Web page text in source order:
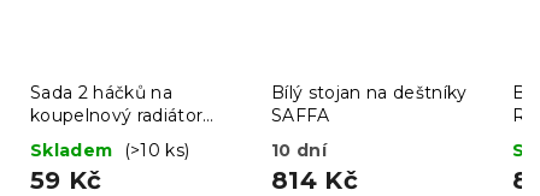
Sada 2 háčků na
koupelnový radiátor
SEZA, černé
Skladem (>10 ks)
59 Kč
Bílý stojan na deštníky
SAFFA
10 dní
814 Kč